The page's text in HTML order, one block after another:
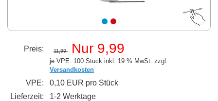
Preis: 11,99 Nur 9,99
je VPE: 100 Stück inkl. 19 % MwSt. zzgl.
Versandkosten
VPE:
0,10 EUR pro Stück
Lieferzeit:
1-2 Werktage